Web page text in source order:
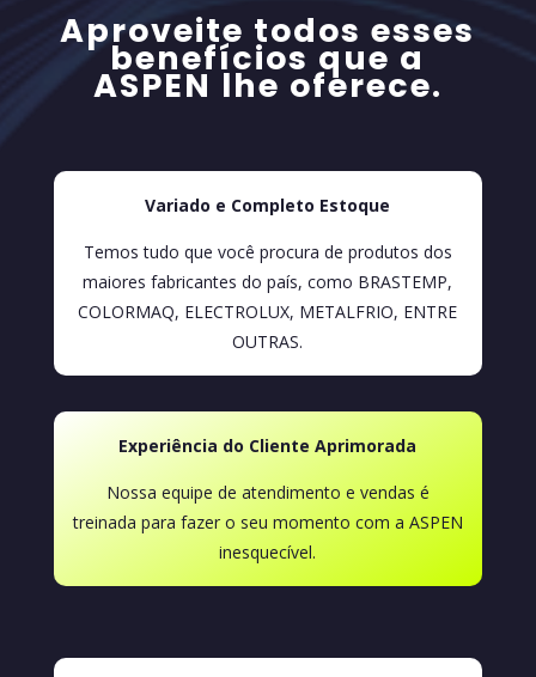
Aproveite todos esses
benefícios que a
ASPEN lhe oferece.
Variado e Completo Estoque
Temos tudo que você procura de produtos dos
maiores fabricantes do país, como BRASTEMP,
COLORMAQ, ELECTROLUX, METALFRIO, ENTRE
OUTRAS.
Experiência do Cliente Aprimorada
Nossa equipe de atendimento e vendas é
treinada para fazer o seu momento com a ASPEN
inesquecível.